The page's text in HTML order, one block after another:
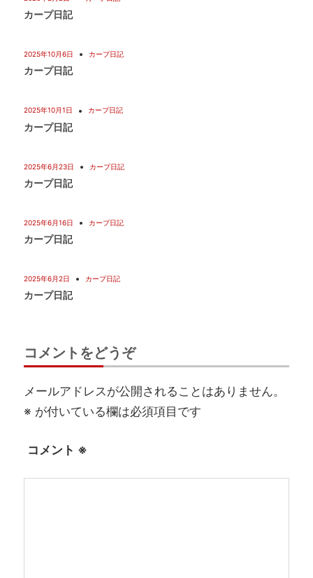
カープ日記
2025年10月6日 カープ日記
カープ日記
2025年10月1日 カープ日記
カープ日記
2025年6月23日 カープ日記
カープ日記
2025年6月16日 カープ日記
カープ日記
2025年6月2日 カープ日記
カープ日記
コメントをどうぞ
メールアドレスが公開されることはありません。
※ が付いている欄は必須項目です
コメント ※